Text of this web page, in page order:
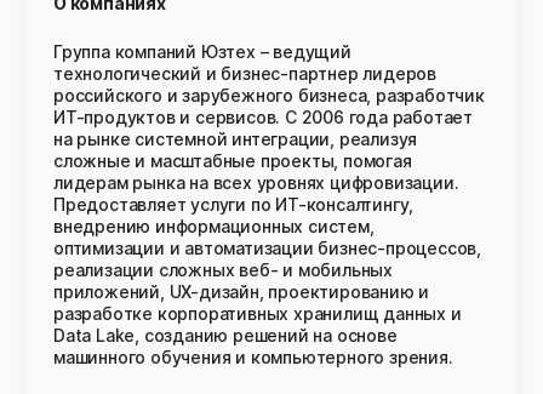
Группа компаний Юзтех – ведущий
технологический и бизнес-партнер лидеров
российского и зарубежного бизнеса, разработчик
ИТ-продуктов и сервисов. С 2006 года работает
на рынке системной интеграции, реализуя
сложные и масштабные проекты, помогая
лидерам рынка на всех уровнях цифровизации.
Предоставляет услуги по ИТ-консалтингу,
внедрению информационных систем,
оптимизации и автоматизации бизнес-процессов,
реализации сложных веб- и мобильных
приложений, UX-дизайн, проектированию и
разработке корпоративных хранилищ данных и
Data Lake, созданию решений на основе
машинного обучения и компьютерного зрения.